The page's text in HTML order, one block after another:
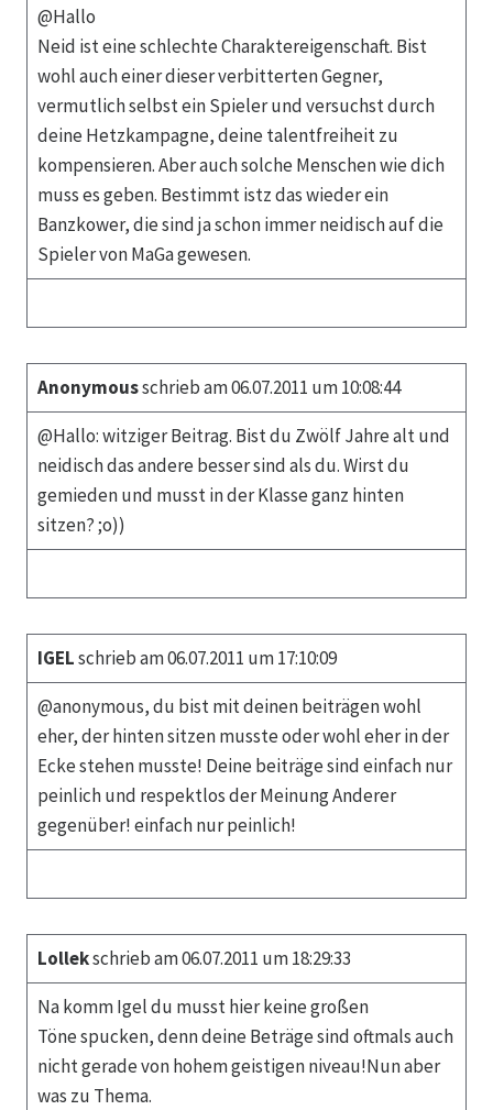
@Hallo
Neid ist eine schlechte Charaktereigenschaft. Bist
wohl auch einer dieser verbitterten Gegner,
vermutlich selbst ein Spieler und versuchst durch
deine Hetzkampagne, deine talentfreiheit zu
kompensieren. Aber auch solche Menschen wie dich
muss es geben. Bestimmt istz das wieder ein
Banzkower, die sind ja schon immer neidisch auf die
Spieler von MaGa gewesen.
Anonymousschrieb am 06.07.2011 um 10:08:44
@Hallo: witziger Beitrag. Bist du Zwölf Jahre alt und
neidisch das andere besser sind als du. Wirst du
gemieden und musst in der Klasse ganz hinten
sitzen? ;o))
IGELschrieb am 06.07.2011 um 17:10:09
@anonymous, du bist mit deinen beiträgen wohl
eher, der hinten sitzen musste oder wohl eher in der
Ecke stehen musste! Deine beiträge sind einfach nur
peinlich und respektlos der Meinung Anderer
gegenüber! einfach nur peinlich!
Lollekschrieb am 06.07.2011 um 18:29:33
Na komm Igel du musst hier keine großen
Töne spucken, denn deine Beträge sind oftmals auch
nicht gerade von hohem geistigen niveau!Nun aber
was zu Thema.